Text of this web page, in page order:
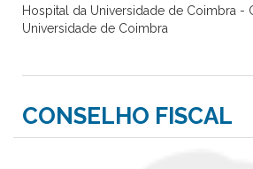
Hospital da Universidade de Coimbra -
Universidade de Coimbra
CONSELHO FISCAL